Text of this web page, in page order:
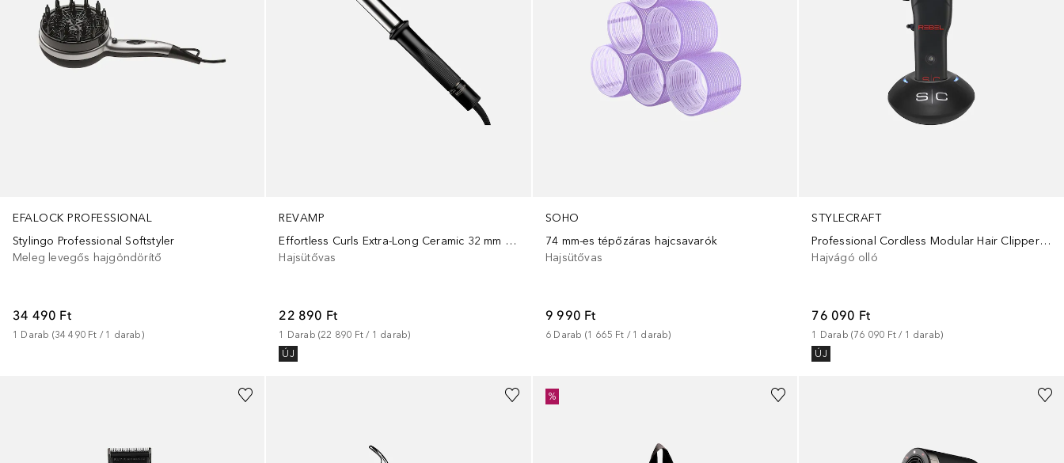
EFALOCK PROFESSIONAL
Stylingo Professional Softstyler
Meleg levegős hajgöndörítő
34 490 Ft
1 Darab (34 490 Ft / 1 darab)
REVAMP
Effortless Curls Extra-Long Ceramic 32 mm Tong TO-1250-EU
Hajsütővas
22 890 Ft
1 Darab (22 890 Ft / 1 darab)
ÚJ
SOHO
74 mm-es tépőzáras hajcsavarók
Hajsütővas
9 990 Ft
6 Darab (1 665 Ft / 1 darab)
STYLECRAFT
Professional Cordless Modular Hair Clipper with Super-Torque Motor Rebel
Hajvágó olló
76 090 Ft
1 Darab (76 090 Ft / 1 darab)
ÚJ
%